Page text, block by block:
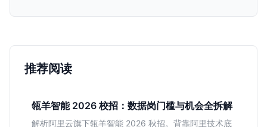
推荐阅读
瓴羊智能 2026 校招：数据岗门槛与机会全拆解
解析阿里云旗下瓴羊智能 2026 秋招。背靠阿里技术底